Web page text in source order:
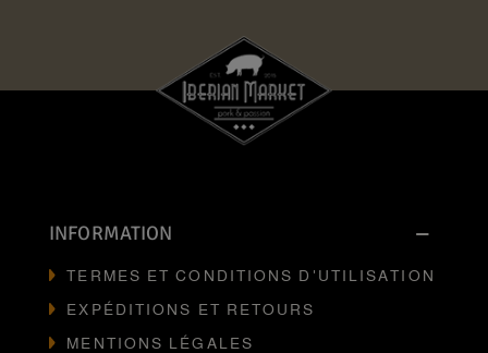
INFORMATION
TERMES ET CONDITIONS D'UTILISATION
EXPÉDITIONS ET RETOURS
MENTIONS LÉGALES